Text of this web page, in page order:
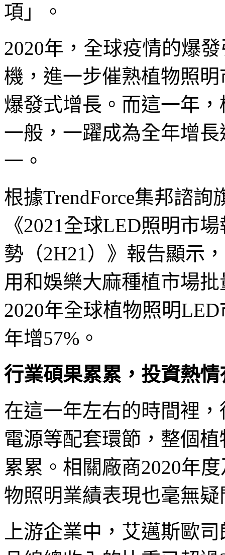
項」。
2020年，全球疫情的爆
機，進一步催熟植物照
爆發式增長。而這一年
一般，一躍成為全年增
一。
根據TrendForce集邦諮
《2021全球LED照明市
勢（2H21）》報告顯示
用和娛樂大麻種植市場
2020年全球植物照明
年增57%。
行業碩果累累，投資熱
在這一年左右的時間裡
電源等配套環節，整個
累累。相關廠商2020年
物照明業績表現也毫無
上游企業中，艾邁斯歐